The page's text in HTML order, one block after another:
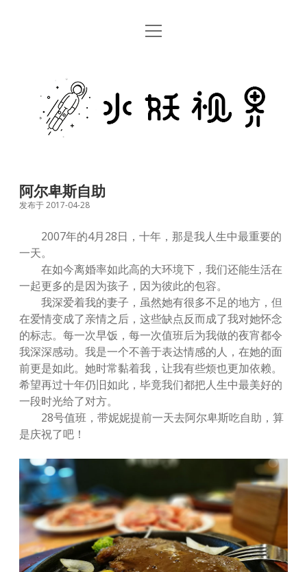
首页
关于
open
妖
视
阿尔卑斯自助
发布于 2017-04-28
2007年的4月28日，十年，那是我人生中最重要的
一天。
在如今离婚率如此高的大环境下，我们还能生活在
一起更多的是因为孩子，因为彼此的包容。
我深爱着我的妻子，虽然她有很多不足的地方，但
在爱情变成了亲情之后，这些缺点反而成了我对她怀念
的标志。每一次早饭，每一次值班后为我做的夜宵都令
我深深感动。我是一个不善于表达情感的人，在她的面
前更是如此。她时常黏着我，让我有些烦也更加依赖。
希望再过十年仍旧如此，毕竟我们都把人生中最美好的
一段时光给了对方。
28号值班，带妮妮提前一天去阿尔卑斯吃自助，算
是庆祝了吧！